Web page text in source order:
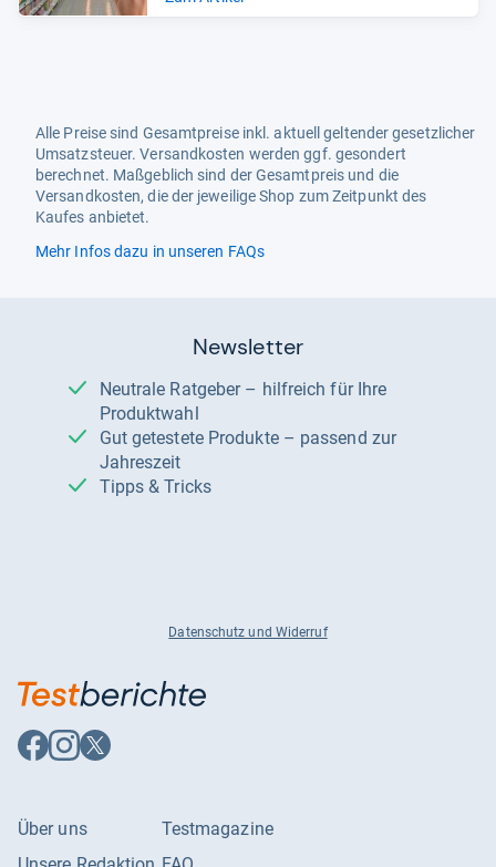
Alle Preise sind Gesamtpreise inkl. aktuell geltender gesetzlicher
Umsatzsteuer. Versandkosten werden ggf. gesondert
berechnet. Maßgeblich sind der Gesamtpreis und die
Versandkosten, die der jeweilige Shop zum Zeitpunkt des
Kaufes anbietet.
Mehr Infos dazu in unseren FAQs
Newsletter
Neutrale Ratgeber – hilfreich für Ihre
Produktwahl
Gut getestete Produkte – passend zur
Jahreszeit
Tipps & Tricks
Datenschutz und Widerruf
Auf
Facebook
Auf
Instagram
Auf
X
Über uns
Testmagazine